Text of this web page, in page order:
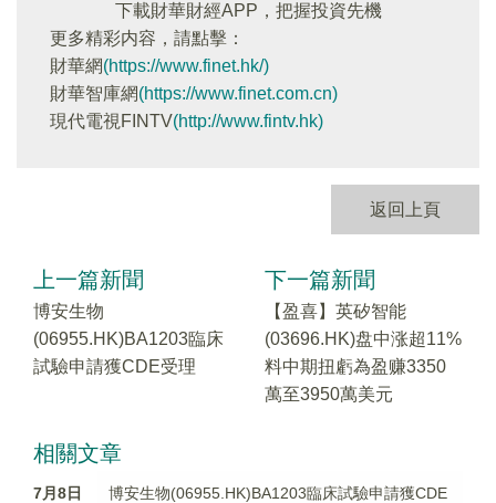
下載財華財經APP，把握投資先機
更多精彩内容，請點擊：
財華網(https://www.finet.hk/)
財華智庫網(https://www.finet.com.cn)
現代電視FINTV(http://www.fintv.hk)
返回上頁
上一篇新聞
博安生物
(06955.HK)BA1203臨床
試驗申請獲CDE受理
下一篇新聞
【盈喜】英矽智能
(03696.HK)盘中涨超11%
料中期扭虧為盈赚3350
萬至3950萬美元
相關文章
7月8日
博安生物(06955.HK)BA1203臨床試驗申請獲CDE